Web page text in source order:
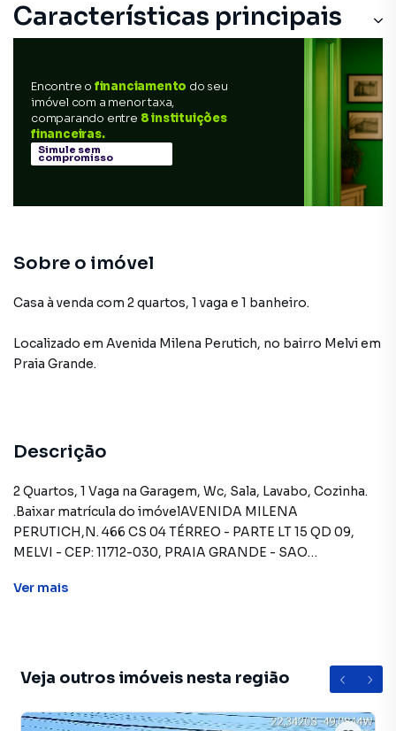
Características principais
Encontre o financiamento do seu
imóvel com a menor taxa,
comparando entre 8 instituições
financeiras.
Simule sem
compromisso
Sobre o imóvel
Casa à venda com 2 quartos, 1 vaga e 1 banheiro.
Localizado em Avenida Milena Perutich, no bairro Melviem
Praia Grande.
Descrição
2 Quartos, 1 Vaga na Garagem, Wc, Sala, Lavabo, Cozinha.
.Baixar matrícula do imóvelAVENIDA MILENA
PERUTICH,N. 466 CS 04 TÉRREO - PARTE LT 15 QD 09,
MELVI - CEP: 11712-030, PRAIA GRANDE - SAO
próprios. Permite utilização de FGTS. Consulte condições
(caso existam): Condomínio: Sob responsabilidade do
comprador, até o limite de 10% em relação ao valor de
avaliação do imóvel. A CAIXA realizará o pagamento
Ver mais
Veja outros imóveis nesta região